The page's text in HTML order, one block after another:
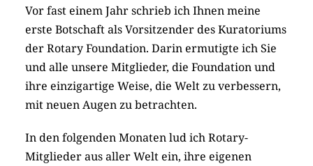
Vor fast einem Jahr schrieb ich Ihnen meine
erste Botschaft als Vorsitzender des Kuratoriums
der Rotary Foundation. Darin ermutigte ich Sie
und alle unsere Mitglieder, die Foundation und
ihre einzigartige Weise, die Welt zu verbessern,
mit neuen Augen zu betrachten.
In den folgenden Monaten lud ich Rotary-
Mitglieder aus aller Welt ein, ihre eigenen